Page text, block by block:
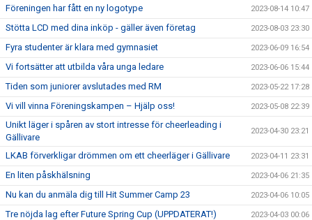
Föreningen har fått en ny logotype 2023-08-14 10:47
Stötta LCD med dina inköp - gäller även företag 2023-08-03 23:30
Fyra studenter är klara med gymnasiet 2023-06-09 16:54
Vi fortsätter att utbilda våra unga ledare 2023-06-06 15:44
Tiden som juniorer avslutades med RM 2023-05-22 17:28
Vi vill vinna Föreningskampen – Hjälp oss! 2023-05-08 22:39
Unikt läger i spåren av stort intresse för cheerleading i
Gällivare
2023-04-30 23:21
LKAB förverkligar drömmen om ett cheerläger i Gällivare 2023-04-11 23:31
En liten påskhälsning 2023-04-06 21:35
Nu kan du anmäla dig till Hit Summer Camp 23 2023-04-06 10:05
Tre nöjda lag efter Future Spring Cup (UPPDATERAT!) 2023-04-03 00:06